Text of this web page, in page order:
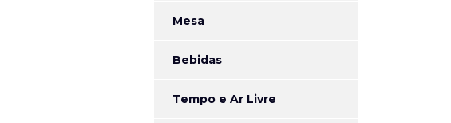
Mesa
Bebidas
Tempo e Ar Livre